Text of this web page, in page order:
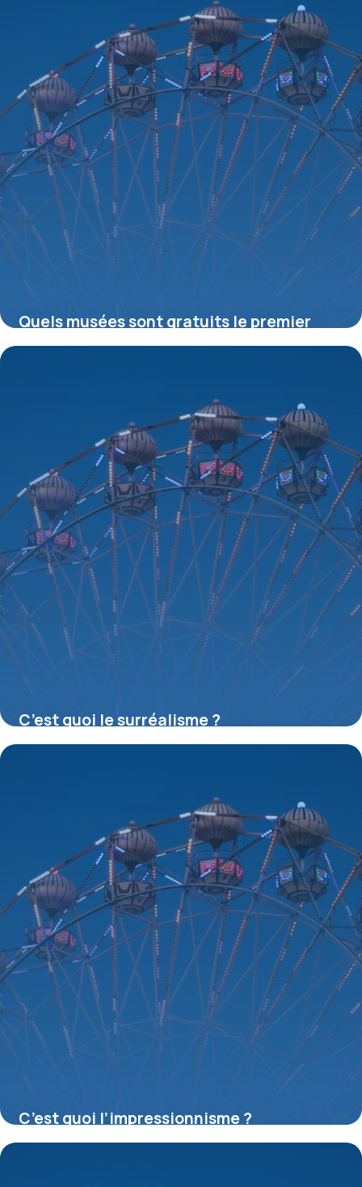
Quels musées sont gratuits le premier
dimanche du mois ?
C’est quoi le surréalisme ?
16 juillet 2026
C’est quoi l’impressionnisme ?
16 juillet 2026